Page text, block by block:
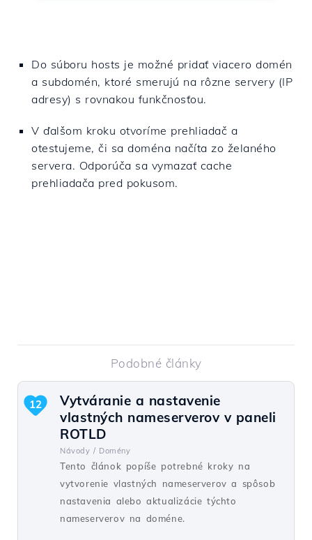
Do súboru hosts je možné pridať viacero domén
a subdomén, ktoré smerujú na rôzne servery (IP
adresy) s rovnakou funkčnosťou.
V ďalšom kroku otvoríme prehliadač a
otestujeme, či sa doména načíta zo želaného
servera. Odporúča sa vymazať cache
prehliadača pred pokusom.
Podobné články
Vytváranie a nastavenie
vlastných nameserverov v paneli
ROTLD
Návody / Domény
Tento článok popíše potrebné kroky na
vytvorenie vlastných nameserverov a spôsob
nastavenia alebo aktualizácie týchto
nameserverov na doméne.
12